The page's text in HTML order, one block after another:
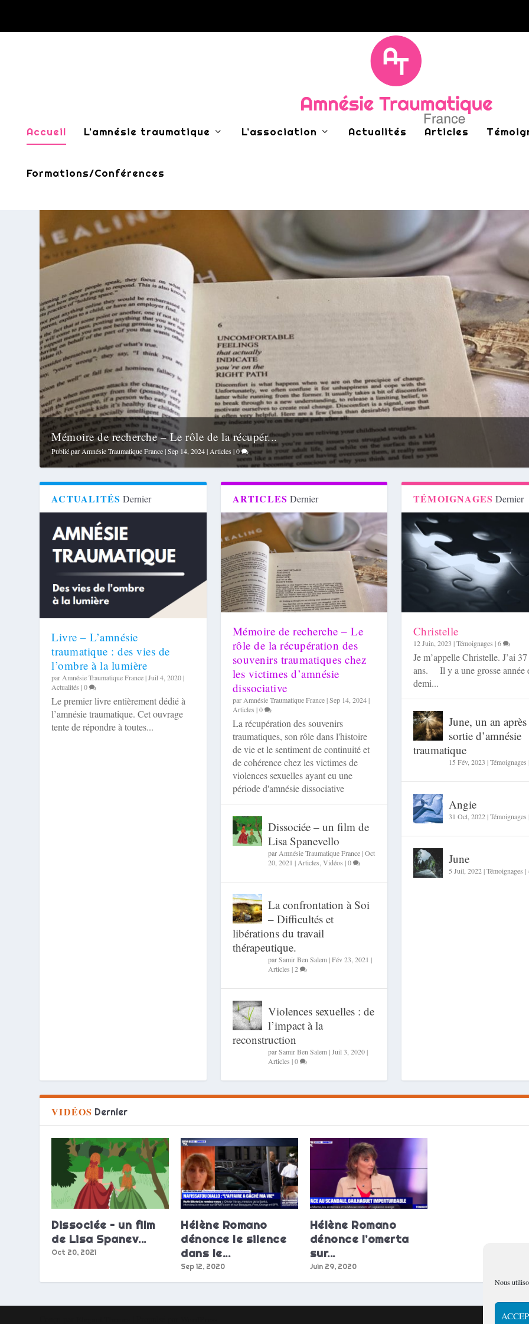
Nous
Accueil L’amnésie traumatique L’association Actualités Articles
Formations/Conférences
de recherche – Le rôle de la récupér...
Amnésie Traumatique France|Sep 14, 2024|Articles|0
June, un an après sa sortie d’amnésie trauma...
Témoignages|4
Témoignages|5
Témoignages |4
Témoignages|1
ACTUALITÉS Dernier
Livre – L’amnésie
traumatique : des vies de
l’ombre à la lumière
parAmnésie Traumatique France|Juil 4, 2020|
Actualités |0
Le premier livre entièrement dédié à
l’amnésie traumatique. Cet ouvrage
tente de répondre à toutes...
ARTICLES Dernier
Mémoire de recherche – Le
rôle de la récupération des
souvenirs traumatiques chez
les victimes d’amnésie
dissociative
parAmnésie Traumatique France|Sep 14, 2024|
Articles |0
La récupération des souvenirs
traumatiques, son rôle dans l'histoire
de vie et le sentiment de continuité et
de cohérence chez les victimes de
violences sexuelles ayant eu une
période d'amnésie dissociative
Dissociée – un film de
Lisa Spanevello
parAmnésie Traumatique France|Oct
20, 2021 |Articles,Vidéos |0
La confrontation à Soi
– Difficultés et
libérations du travail
thérapeutique.
parSamir Ben Salem|Fév 23, 2021 |
Articles |2
Violences sexuelles : de
l’impact à la
reconstruction
parSamir Ben Salem|Juil 3, 2020|
Articles |0
TÉMOIGNAGES Dernier
Christelle
12 Juin, 2023 |Témoignages |6
Je m’appelle Christelle. J’ai 37
ans. Il y a une grosse année
demi...
June, un an après
sortie d’amnésie
traumatique
15 Fév, 2023 |Témoignages |
Angie
31 Oct, 2022|Témoignages |
June
5 Juil, 2022|Témoignages |
VIDÉOS Dernier
Dissociée – un film
de Lisa Spanev...
Oct 20, 2021
Hélène Romano
dénonce le silence
dans le...
Sep 12, 2020
Hélène Romano
dénonce l’omerta
sur...
Juin 29, 2020